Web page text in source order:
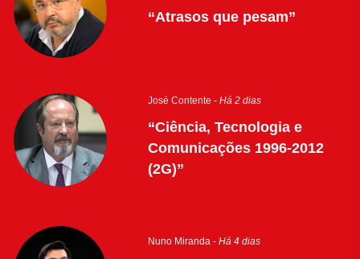
“Atrasos que pesam”
José Contente - Há 2 dias
“Ciência, Tecnologia e
Comunicações 1996-2012
(2G)”
Nuno Miranda - Há 4 dias